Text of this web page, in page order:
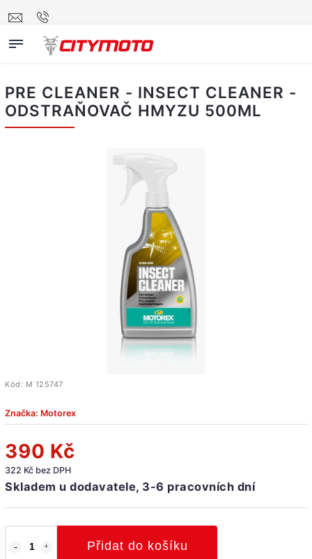
PRE CLEANER - INSECT CLEANER -
ODSTRAŇOVAČ HMYZU 500ML
Kód: M 125747
Značka: Motorex
390 Kč
322 Kč bez DPH
Skladem u dodavatele, 3-6 pracovních dní
Přidat do košíku